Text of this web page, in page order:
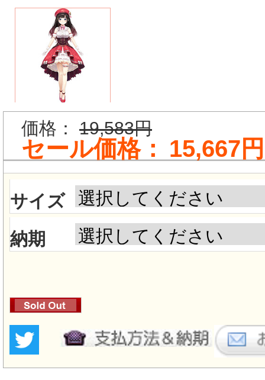
価格： 19,583円
セール価格： 15,667円
サイズ
納期